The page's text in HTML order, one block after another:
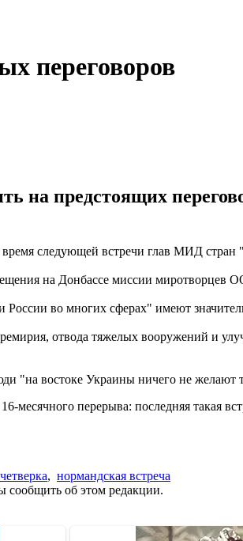
переговоров
на предстоящих
следующей встречи глав МИД стран
на Донбассе миссии миротворцев
во многих сферах" имеют
отвода тяжелых вооружений и
"на востоке Украины ничего не желают
месячного перерыва: последняя такая
, нормандская встреча
сообщить об этом редакции.